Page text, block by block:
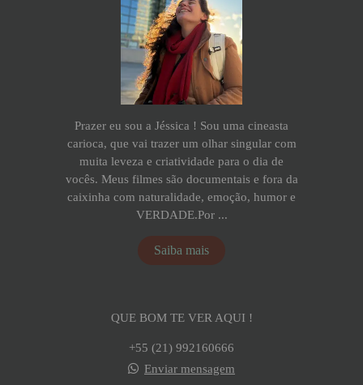
Prazer eu sou a Jéssica ! Sou uma cineasta
carioca, que vai trazer um olhar singular com
muita leveza e criatividade para o dia de
vocês. Meus filmes são documentais e fora da
caixinha com naturalidade, emoção, humor e
VERDADE.Por ...
Saiba mais
QUE BOM TE VER AQUI !
+55 (21) 992160666
Enviar mensagem